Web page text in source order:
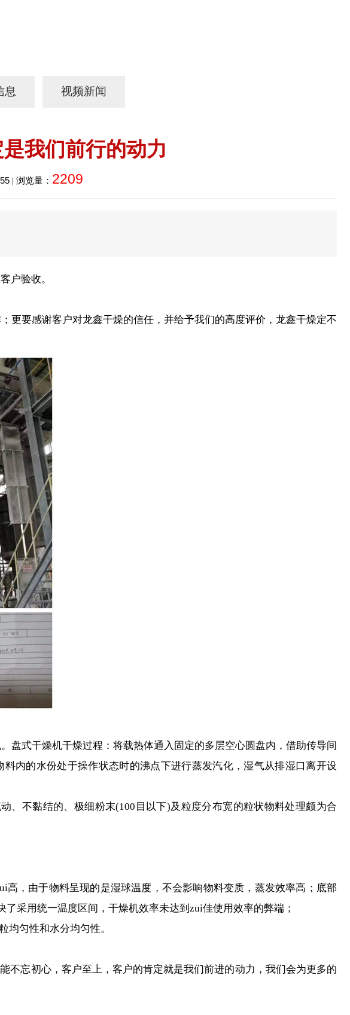
息 视频新闻
我们前行的动力
| 浏览量： 2209
户验收。
要感谢客户对龙鑫干燥的信任，并给予我们的高度评价，龙鑫干燥定不
式干燥机干燥过程：将载热体通入固定的多层空心圆盘内，借助传导间
内的水份处于操作状态时的沸点下进行蒸发汽化，湿气从排湿口离开设
不黏结的、极细粉末(100目以下)及粒度分布宽的粒状物料处理颇为合
，由于物料呈现的是湿球温度，不会影响物料变质，蒸发效率高；底部
采用统一温度区间，干燥机效率未达到zui佳使用效率的弊端；
匀性和水分均匀性。
忘初心，客户至上，客户的肯定就是我们前进的动力，我们会为更多的